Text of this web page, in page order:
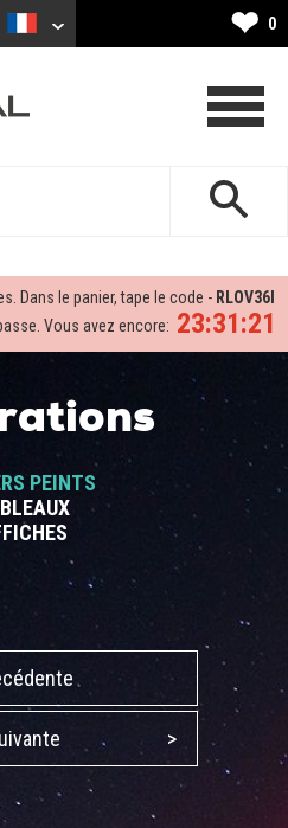
❤ 0
Dans le panier, tape le code - RLOV36I
23:31:20
Vous avez encore:
PEINTS
>